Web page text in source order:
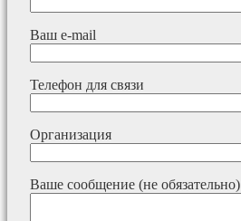
Ваш e-mail
Телефон для связи
Организация
Ваше сообщение (не обязательно)